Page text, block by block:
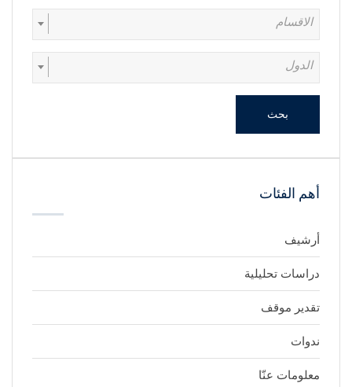
الاقسام
الدول
بحث
أهم الفئات
أرشيف
دراسات تحليلية
تقدير موقف
ندوات
معلومات عنّا